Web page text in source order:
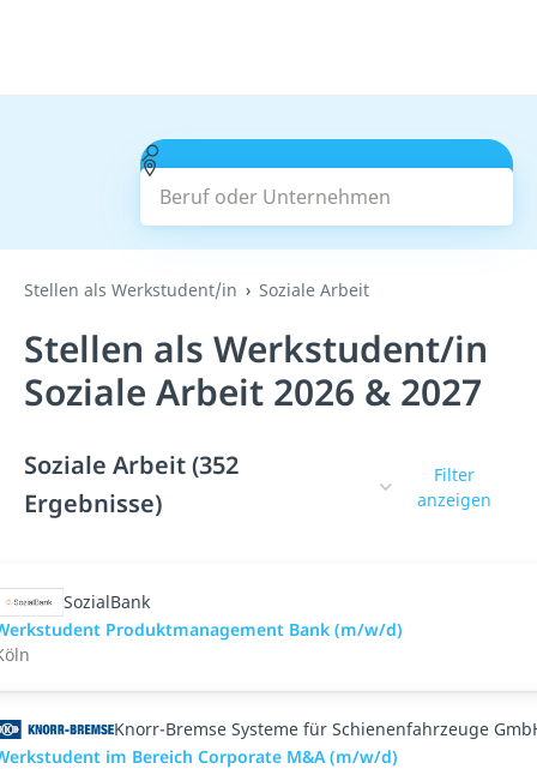
Beruf oder Unternehmen
Suchen
Stellen als Werkstudent/in Soziale Arbeit
Stellen als Werkstudent/in
Soziale Arbeit 2026 & 2027
Soziale Arbeit (352
Ergebnisse)
Filter
anzeigen
SozialBank
Produktmanagement Bank (m/w/d)
Knorr-Bremse Systeme für Schienenfahrzeuge
im Bereich Corporate M&A (m/w/d)